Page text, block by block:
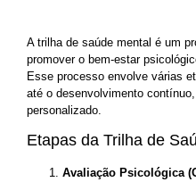
A trilha de saúde mental é um
promover o bem-estar
Esse processo envolve várias
até o desenvolvimento
personalizado.
Etapas da Trilha de
Avaliação Psicológica